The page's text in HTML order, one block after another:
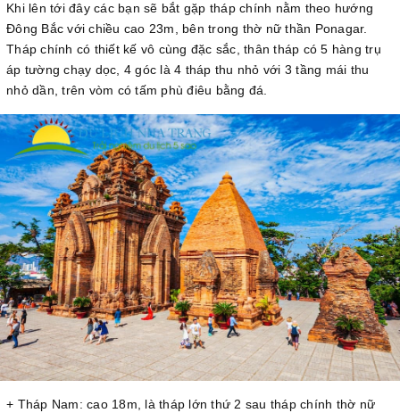
Khi lên tới đây các bạn sẽ bắt gặp tháp chính nằm theo hướng
Đông Bắc với chiều cao 23m, bên trong thờ nữ thần Ponagar.
Tháp chính có thiết kế vô cùng đặc sắc, thân tháp có 5 hàng trụ
áp tường chạy dọc, 4 góc là 4 tháp thu nhỏ với 3 tầng mái thu
nhỏ dần, trên vòm có tấm phù điêu bằng đá.
+ Tháp Nam: cao 18m, là tháp lớn thứ 2 sau tháp chính thờ nữ